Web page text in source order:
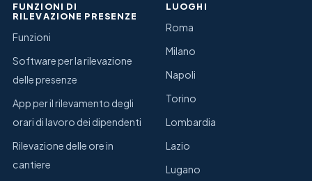
FUNZIONI DI
RILEVAZIONE PRESENZE
Funzioni
Software per la rilevazione
delle presenze
App per il rilevamento degli
orari di lavoro dei dipendenti
Rilevazione delle ore in
cantiere
LUOGHI
Roma
Milano
Napoli
Torino
Lombardia
Lazio
Lugano